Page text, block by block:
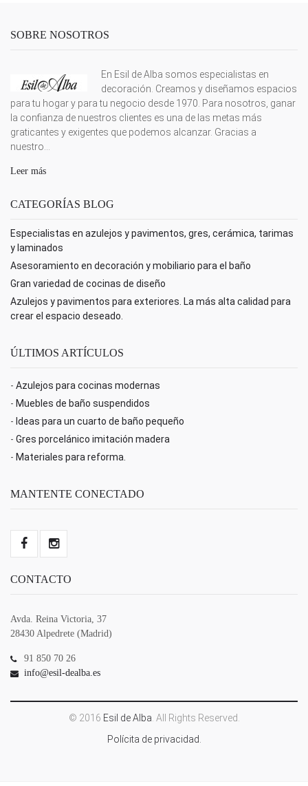
SOBRE NOSOTROS
En Esil de Alba somos especialistas en
decoración. Creamos y diseñamos espacios
para tu hogar y para tu negocio desde 1970. Para nosotros, ganar
la confianza de nuestros clientes es una de las metas más
graticantes y exigentes que podemos alcanzar. Gracias a
nuestro...
Leer más
CATEGORÍAS BLOG
Especialistas en azulejos y pavimentos, gres, cerámica, tarimas
y laminados
Asesoramiento en decoración y mobiliario para el baño
Gran variedad de cocinas de diseño
Azulejos y pavimentos para exteriores. La más alta calidad para
crear el espacio deseado.
ÚLTIMOS ARTÍCULOS
- Azulejos para cocinas modernas
- Muebles de baño suspendidos
- Ideas para un cuarto de baño pequeño
- Gres porcelánico imitación madera
- Materiales para reforma.
MANTENTE CONECTADO
CONTACTO
Avda. Reina Victoria, 37
28430 Alpedrete (Madrid)
91 850 70 26
info@esil-dealba.es
© 2016 Esil de Alba . All Rights Reserved.
Polícita de privacidad.